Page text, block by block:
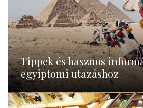
Tippek és hasznos
egyiptomi utazáshoz
Magyarország